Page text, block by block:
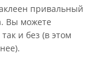
привальный
Вы можете
и без (в этом